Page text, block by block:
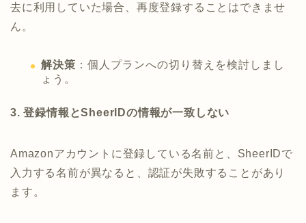
去に利用していた場合、再度登録することはできませ
ん。
解決策 ：個人プランへの切り替えを検討しまし
ょう。
3. 登録情報とSheerIDの情報が一致しない
Amazonアカウントに登録している名前と、SheerIDで
入力する名前が異なると、認証が失敗することがあり
ます。